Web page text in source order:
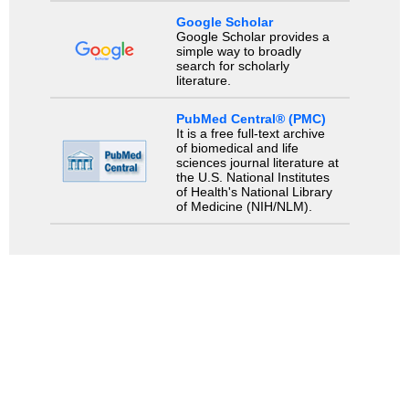
Google Scholar
Google Scholar provides a
simple way to broadly
search for scholarly
literature.
PubMed Central® (PMC)
It is a free full-text archive
of biomedical and life
sciences journal literature at
the U.S. National Institutes
of Health's National Library
of Medicine (NIH/NLM).